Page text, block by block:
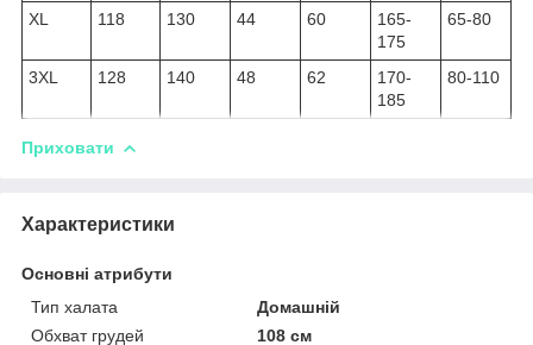
XL 118 130 44 60
165-
175
65-80
3XL 128 140 48 62
170-
185
80-110
Приховати
Характеристики
Основні атрибути
Тип халата
Домашній
Обхват грудей
108 см